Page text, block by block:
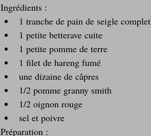
Ingrédients :
1 tranche de pain de seigle complet
1 petite betterave cuite
1 petite pomme de terre
1 filet de hareng fumé
une dizaine de câpres
1/2 pomme granny smith
1/2 oignon rouge
sel et poivre
Préparation :